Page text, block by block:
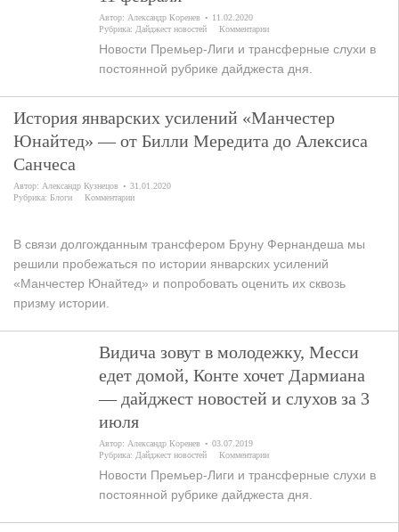
Автор: Александр Коренев
11.02.2020
Рубрика: Дайджест новостей Комментарии
Новости Премьер-Лиги и трансферные слухи в
постоянной рубрике дайджеста дня.
История январских усилений «Манчестер
Юнайтед» — от Билли Мередита до Алексиса
Санчеса
Автор: Александр Кузнецов
31.01.2020
Рубрика: Блоги Комментарии
В связи долгожданным трансфером Бруну Фернандеша мы
решили пробежаться по истории январских усилений
«Манчестер Юнайтед» и попробовать оценить их сквозь
призму истории.
Видича зовут в молодежку, Месси
едет домой, Конте хочет Дармиана
— дайджест новостей и слухов за 3
июля
Автор: Александр Коренев
03.07.2019
Рубрика: Дайджест новостей Комментарии
Новости Премьер-Лиги и трансферные слухи в
постоянной рубрике дайджеста дня.